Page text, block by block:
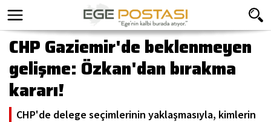
CHP Gaziemir'de beklenmeyen
gelişme: Özkan'dan bırakma
kararı!
CHP'de delege seçimlerinin yaklaşmasıyla, kimlerin